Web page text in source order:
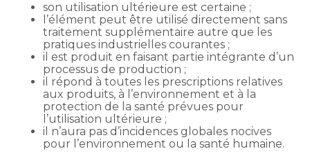
son utilisation ultérieure est certaine ;
l’élément peut être utilisé directement sans
traitement supplémentaire autre que les
pratiques industrielles courantes ;
il est produit en faisant partie intégrante d’un
processus de production ;
il répond à toutes les prescriptions relatives
aux produits, à l’environnement et à la
protection de la santé prévues pour
l’utilisation ultérieure ;
il n’aura pas d’incidences globales nocives
pour l’environnement ou la santé humaine.